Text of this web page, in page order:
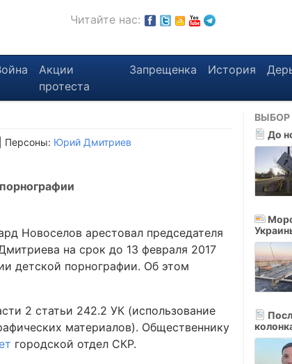
Читайте нас:
Акции
протеста
Запрещенка История
| Персоны: Юрий Дмитриев
Новоселов арестовал председателя
на срок до 13 февраля 2017
детской порнографии. Об этом
2 статьи 242.2 УК (использование
материалов). Общественнику
городской отдел СКР.
ВЫБОР
До